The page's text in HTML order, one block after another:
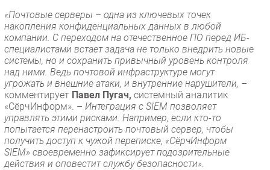
«Почтовые серверы – одна из ключевых точек
накопления конфиденциальных данных в любой
компании. С переходом на отечественное ПО перед ИБ-
специалистами встает задача не только внедрить новые
системы, но и сохранить привычный уровень контроля
над ними. Ведь почтовой инфраструктуре могут
угрожать и внешние атаки, и внутренние нарушители, –
комментирует Павел Пугач, системный аналитик
«СёрчИнформ». – Интеграция с SIEM позволяет
управлять этими рисками. Например, если кто-то
попытается перенастроить почтовый сервер, чтобы
получить доступ к чужой переписке, «СёрчИнформ
SIEM» своевременно зафиксирует подозрительные
действия и оповестит службу безопасности».